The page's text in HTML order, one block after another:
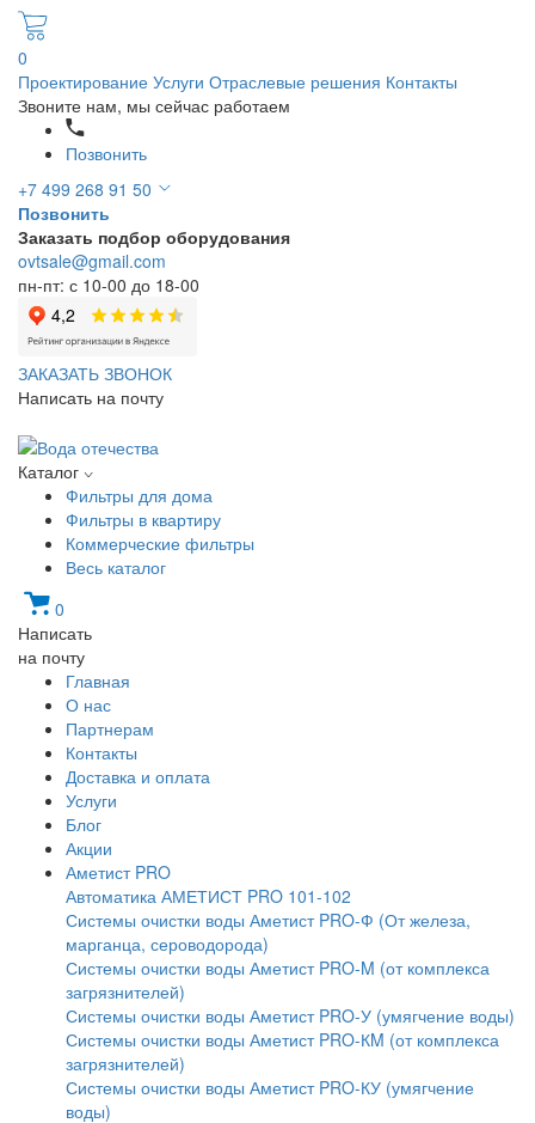
0
Проектирование Услуги Отраслевые решения Контакты
Звоните нам, мы сейчас работаем
Позвонить
+7 499 268 91 50
Позвонить
Заказать подбор оборудования
ovtsale@gmail.com
пн-пт: с 10-00 до 18-00
ЗАКАЗАТЬ ЗВОНОК
Написать на почту
Каталог
Фильтры для дома
Фильтры в квартиру
Коммерческие фильтры
Весь каталог
0
Написать
на почту
Главная
О нас
Партнерам
Контакты
Доставка и оплата
Услуги
Блог
Акции
Аметист PRO
Автоматика АМЕТИСТ PRO 101-102
Системы очистки воды Аметист PRO-Ф (От железа,
марганца, сероводорода)
Системы очистки воды Аметист PRO-M (от комплекса
загрязнителей)
Системы очистки воды Аметист PRO-У (умягчение воды)
Системы очистки воды Аметист PRO-КM (от комплекса
загрязнителей)
Системы очистки воды Аметист PRO-КУ (умягчение
воды)